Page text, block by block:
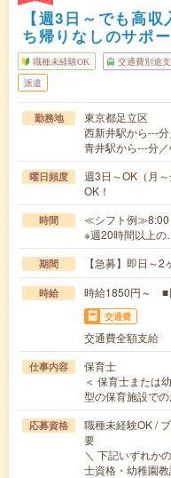
【週3日～でも高
ち帰りなしのサポ
職種未経験OK 交通費別途
派遣
勤務地
東京都足立区
西新井駅から---
青井駅から---分
曜日頻度
週3日～OK（月
OK！
時間
≪シフト例≫8:00
※週20時間以上
期間 【急募】即日～
時給 時給1850円～ ■
交通費
交通費全額支給
仕事内容
保育士
＜ 保育士または
型の保育施設で
応募資格
職種未経験OK /
要
＼ 下記いずれか
士資格・幼稚園